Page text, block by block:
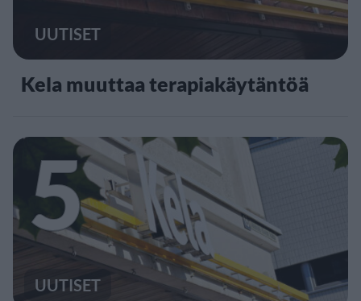
UUTISET
Kela muuttaa terapiakäytäntöä
5
UUTISET